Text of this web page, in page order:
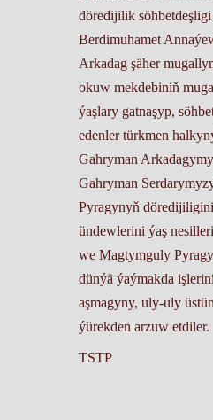
döredijilik
Berdimuhamet
Arkadag şäher
okuw mekdebiniň
ýaşlary gatnaşyp,
edenler türkmen
Gahryman
Gahryman
Pyragynyň
ündewlerini ýaş
we Magtymguly
dünýä ýaýmakda
aşmagyny, uly-uly
ýürekden arzuw etdiler.
TSTP